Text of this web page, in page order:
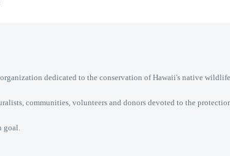
dedicated to the conservation of Hawaii's native
communities, volunteers and donors devoted to the
goal.